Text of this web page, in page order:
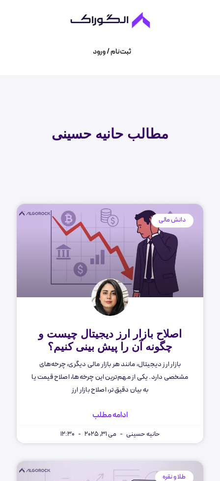
ثبت‌نام / ورود
مطالب حانیه حسینی
دانش مالی
اصلاح بازار ارز دیجیتال چیست و
چگونه آن را پیش بینی کنیم؟
بازار ارز دیجیتال، مانند هر بازار مالی دیگری، چرخه‌های
مشخصی دارد. یکی از مهم‌ترین این چرخه‌ها، اصلاح قیمت یا
به بیان دقیق‌تر، اصلاح بازار ارز
ادامه مطلب
حانیه حسینی می 31, 2025
طلا و نقره